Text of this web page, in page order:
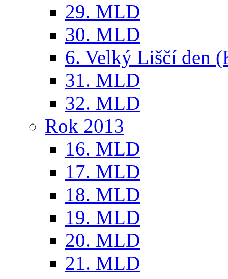
29. MLD
30. MLD
6. Velký Liščí den
31. MLD
32. MLD
Rok 2013
16. MLD
17. MLD
18. MLD
19. MLD
20. MLD
21. MLD